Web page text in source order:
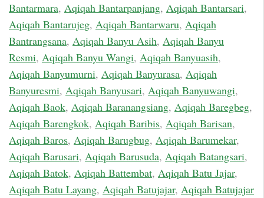
Bantarmara, Aqiqah Bantarpanjang, Aqiqah Bantarsari,
Aqiqah Bantarujeg, Aqiqah Bantarwaru, Aqiqah
Bantrangsana, Aqiqah Banyu Asih, Aqiqah Banyu
Resmi, Aqiqah Banyu Wangi, Aqiqah Banyuasih,
Aqiqah Banyumurni, Aqiqah Banyurasa, Aqiqah
Banyuresmi, Aqiqah Banyusari, Aqiqah Banyuwangi,
Aqiqah Baok, Aqiqah Baranangsiang, Aqiqah Baregbeg,
Aqiqah Barengkok, Aqiqah Baribis, Aqiqah Barisan,
Aqiqah Baros, Aqiqah Barugbug, Aqiqah Barumekar,
Aqiqah Barusari, Aqiqah Barusuda, Aqiqah Batangsari,
Aqiqah Batok, Aqiqah Battembat, Aqiqah Batu Jajar,
Aqiqah Batu Layang, Aqiqah Batujajar, Aqiqah Batujajar